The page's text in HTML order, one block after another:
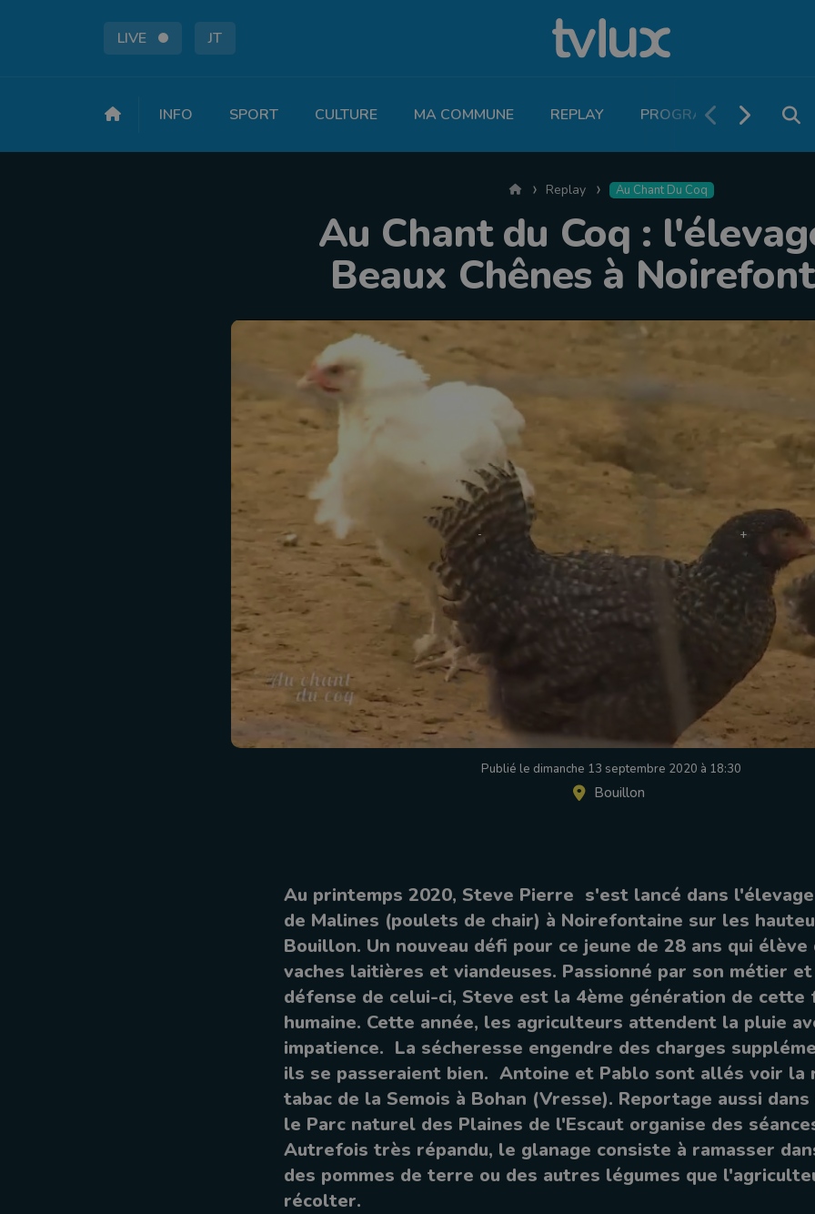
LIVE JT
INFO SPORT CULTURE MA COMMUNE REPLAY PROGRAMME TV
AccueilReplay Au Chant Du Coq
Au Chant du Coq :
Beaux Chênes à
Publié le dimanche 13 septembre 2020 à 18:30
Bouillon
Au printemps 2020, Steve Pierre s'est lancé dans l'élevage
de Malines (poulets de chair) à Noirefontaine sur les
Bouillon. Un nouveau défi pour ce jeune de 28 ans qui élève
vaches laitières et viandeuses. Passionné par son métier
défense de celui-ci, Steve est la 4ème génération de
humaine. Cette année, les agriculteurs attendent la pluie
impatience. La sécheresse engendre des charges
ils se passeraient bien. Antoine et Pablo sont allés voir la
tabac de la Semois à Bohan (Vresse). Reportage aussi
le Parc naturel des Plaines de l'Escaut organise des
Autrefois très répandu, le glanage consiste à ramasser
des pommes de terre ou des autres légumes que
récolter.